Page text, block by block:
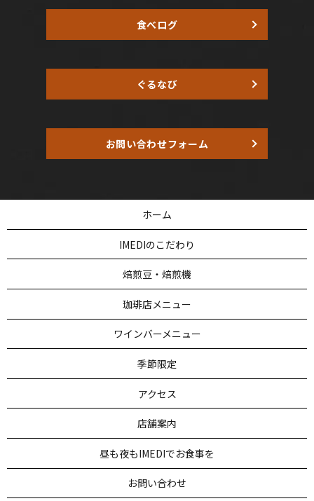
食べログ
ぐるなび
お問い合わせフォーム
ホーム
IMEDIのこだわり
焙煎豆・焙煎機
珈琲店メニュー
ワインバーメニュー
季節限定
アクセス
店舗案内
昼も夜もIMEDIでお食事を
お問い合わせ